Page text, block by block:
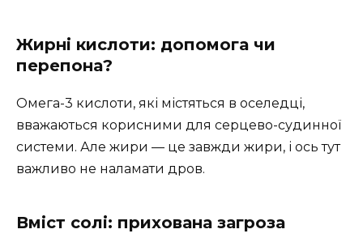
Жирні кислоти: допомога чи
перепона?
Омега-3 кислоти, які містяться в оселедці,
вважаються корисними для серцево-судинної
системи. Але жири — це завжди жири, і ось тут
важливо не наламати дров.
Вміст солі: прихована загроза